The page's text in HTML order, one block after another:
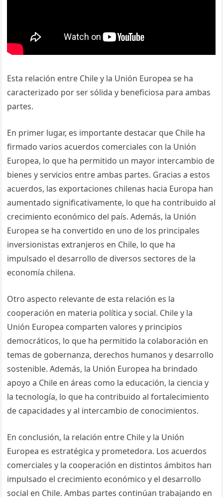
Esta relación entre Chile y la Unión Europea se ha
caracterizado por ser sólida y beneficiosa para ambas
partes.
En primer lugar, es importante destacar que Chile ha
firmado varios acuerdos comerciales con la Unión
Europea, lo que ha permitido un mayor intercambio de
bienes y servicios entre ambas partes. Gracias a estos
acuerdos, las exportaciones chilenas hacia Europa han
aumentado significativamente, lo que ha contribuido al
crecimiento económico del país. Además, la Unión
Europea se ha convertido en uno de los principales
inversionistas extranjeros en Chile, lo que ha
impulsado el desarrollo de diversos sectores de la
economía chilena.
Otro aspecto relevante de esta relación es la
cooperación en materia política y social. Chile y la
Unión Europea comparten valores y principios
democráticos, lo que ha permitido la colaboración en
temas de gobernanza, derechos humanos y desarrollo
sostenible. Además, la Unión Europea ha brindado
apoyo a Chile en áreas como la educación, la ciencia y
la tecnología, lo que ha contribuido al fortalecimiento
de capacidades y al intercambio de conocimientos.
En conclusión, la relación entre Chile y la Unión
Europea es estratégica y prometedora. Los acuerdos
comerciales y la cooperación en distintos ámbitos han
impulsado el crecimiento económico y el desarrollo
social en Chile. Ambas partes continúan trabajando en